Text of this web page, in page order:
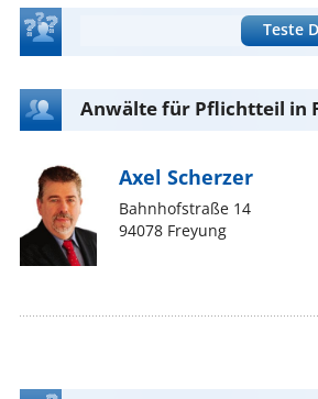
Teste
Anwälte für Pflichtteil in
Axel Scherzer
Bahnhofstraße 14
94078 Freyung